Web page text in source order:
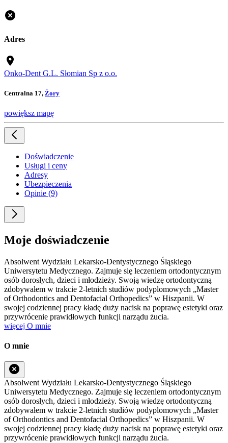
Adres
Onko-Dent G.L. Słomian Sp z o.o.
Centralna 17, Żory
powiększ mapę
Doświadczenie
Usługi i ceny
Adresy
Ubezpieczenia
Opinie (9)
Moje doświadczenie
Absolwent Wydziału Lekarsko-Dentystycznego Śląskiego
Uniwersytetu Medycznego. Zajmuje się leczeniem ortodontycznym
osób dorosłych, dzieci i młodzieży. Swoją wiedzę ortodontyczną
zdobywałem w trakcie 2-letnich studiów podyplomowych „Master
of Orthodontics and Dentofacial Orthopedics” w Hiszpanii. W
swojej codziennej pracy kładę duży nacisk na poprawę estetyki oraz
przywrócenie prawidłowych funkcji narządu żucia.
więcej O mnie
O mnie
Absolwent Wydziału Lekarsko-Dentystycznego Śląskiego
Uniwersytetu Medycznego. Zajmuje się leczeniem ortodontycznym
osób dorosłych, dzieci i młodzieży. Swoją wiedzę ortodontyczną
zdobywałem w trakcie 2-letnich studiów podyplomowych „Master
of Orthodontics and Dentofacial Orthopedics” w Hiszpanii. W
swojej codziennej pracy kładę duży nacisk na poprawę estetyki oraz
przywrócenie prawidłowych funkcji narządu żucia.